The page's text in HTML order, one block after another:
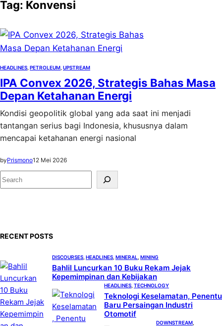
Tag: Konvensi
HEADLINES PETROLEUM UPSTREAM
IPA Convex 2026, Strategis Bahas Masa
Depan Ketahanan Energi
Kondisi geopolitik global yang ada saat ini menjadi
tantangan serius bagi Indonesia, khususnya dalam
mencapai ketahanan energi nasional
byPrismono12 Mei 2026
S
e
RECENT POSTS
DISCOURSES HEADLINES MINERAL MINING
Bahlil Luncurkan 10 Buku Rekam Jejak
Kepemimpinan dan Kebijakan
HEADLINES TECHNOLOGY
Teknologi Keselamatan, Penentu
Baru Persaingan Industri
Otomotif
DOWNSTREAM